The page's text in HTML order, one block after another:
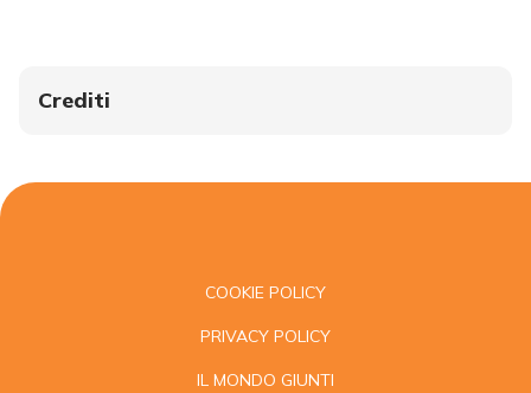
Crediti
COOKIE POLICY
PRIVACY POLICY
IL MONDO GIUNTI